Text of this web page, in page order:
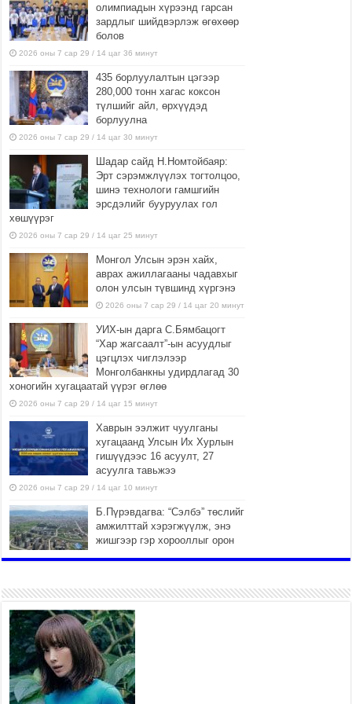
олимпиадын хүрээнд гарсан
зардлыг шийдвэрлэж өгөхөөр
болов
2026 оны 7 сар 29 / 14 цаг 36 минут
435 борлуулалтын цэгээр
280,000 тонн хагас коксон
түлшийг айл, өрхүүдэд
борлуулна
2026 оны 7 сар 29 / 14 цаг 30 минут
Шадар сайд Н.Номтойбаяр:
Эрт сэрэмжлүүлэх тогтолцоо,
шинэ технологи гамшгийн
эрсдэлийг бууруулах гол
хөшүүрэг
2026 оны 7 сар 29 / 14 цаг 25 минут
Монгол Улсын эрэн хайх,
аврах ажиллагааны чадавхыг
олон улсын түвшинд хүргэнэ
2026 оны 7 сар 29 / 14 цаг 20 минут
УИХ-ын дарга С.Бямбацогт
“Хар жагсаалт”-ын асуудлыг
цэгцлэх чиглэлээр
Монголбанкны удирдлагад 30
хоногийн хугацаатай үүрэг өглөө
2026 оны 7 сар 29 / 14 цаг 15 минут
Хаврын ээлжит чуулганы
хугацаанд Улсын Их Хурлын
гишүүдээс 16 асуулт, 27
асуулга тавьжээ
2026 оны 7 сар 29 / 14 цаг 10 минут
Б.Пүрэвдагва: “Сэлбэ” төслийг
амжилттай хэрэгжүүлж, энэ
жишгээр гэр хорооллыг орон
Иргэд нийгмийн харилцаа,
хөдөлмөр эрхлэхэд
тулгамдаж буй асуудлаа УИХ-
ын гишүүнд уламжиллаа
2026 оны 7 сар 29 / 9 цаг 52 минут
“СМАРТ СЭЛБЭ СИТИ”-Г
ЗОРИЛТОТ БҮЛЭГТ ХҮРГЭХ